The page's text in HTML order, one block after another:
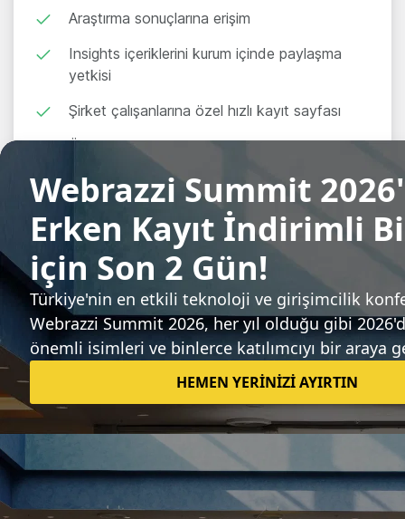
Araştırma sonuçlarına erişim
Insights içeriklerini kurum içinde paylaşma
yetkisi
Şirket çalışanlarına özel hızlı kayıt sayfası
Özel araştırma ve rapor önerisi hakkı
Üyelik için İletişime Geç
Şirketinizin sınırsız Insights hesabı var mı?
Kontrol edin.
Webrazzi Insights'ı
Kimler kullanıyor?